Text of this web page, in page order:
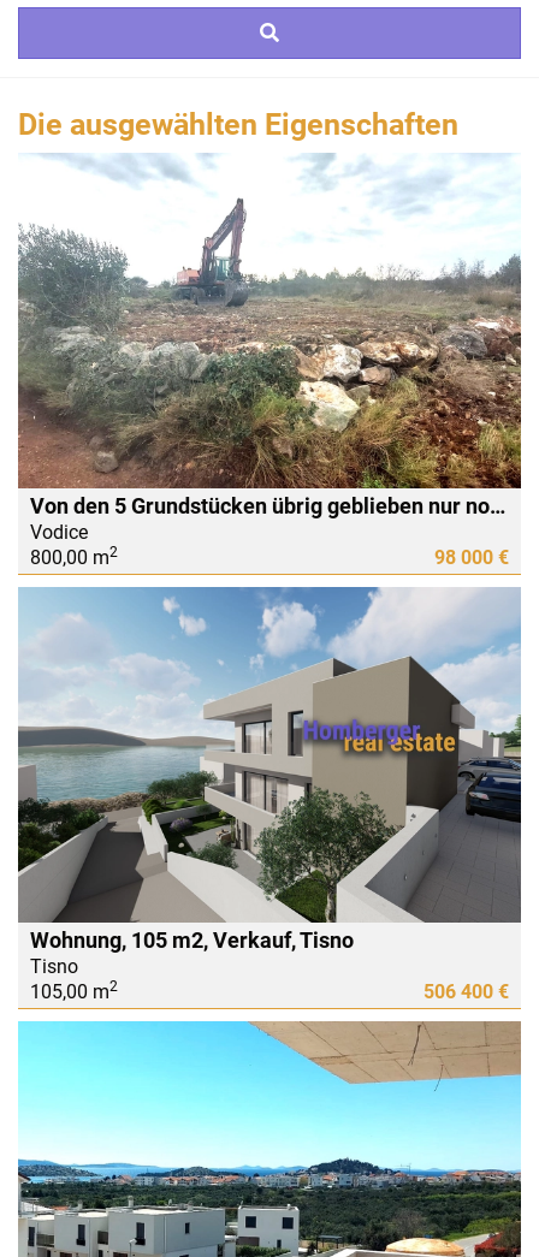
Die ausgewählten Eigenschaften
Von den 5 Grundstücken übrig geblieben nur noch 3 zum Verkauf - Attraktives Bauland von 930m2
Vodice
800,00 m2 98 000 €
Wohnung, 105 m2, Verkauf, Tisno
Tisno
105,00 m2 506 400 €